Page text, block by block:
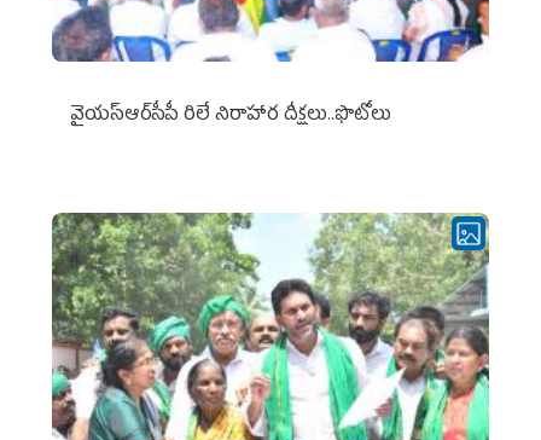
వైయ‌స్ఆర్‌సీపీ రిలే నిరాహార దీక్షలు..ఫొటోలు